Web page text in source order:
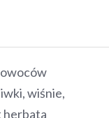
wiśnie,
herbata